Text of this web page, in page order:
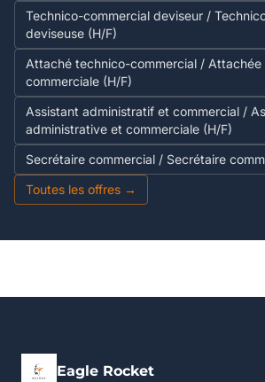
Technico-commercial deviseur /
deviseuse (H/F)
Attaché technico-commercial /
commerciale (H/F)
Assistant administratif et commercial /
administrative et commerciale (H/F)
Secrétaire commercial / Secrétaire
Toutes les offres →
Eagle Rocket